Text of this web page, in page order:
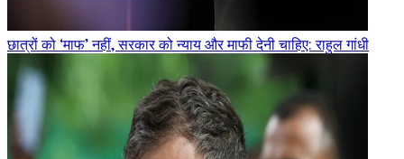
छात्रों को ‘माफ’ नहीं, सरकार को न्याय और माफी देनी चाहिए: राहुल गांधी